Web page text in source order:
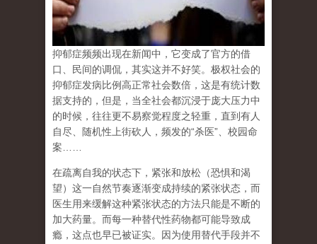
抑郁症频频出现在新闻中，它变成了官方的借
口、民间的调侃，其实这并不好笑。极权社会的
抑郁症发病比例高正常社会数倍，这是有统计数
据支持的，但是，当全社会都沉浸于庞大压力中
的时候，往往更不易察觉程度之轻重，直到有人
自尽、随机性上街砍人，频发的“杀医” 、校园命
案
在疏离自我的状态下，紧张和放松（恐惧和渴
望）这一自然节奏逐渐变成持续的紧张状态，而
医生用来缓解这种紧张状态的方法只能是不断的
加大药量。而每一种替代性药物都可能导致成
瘾，这点也早已被证实。因为使用替代手段并不